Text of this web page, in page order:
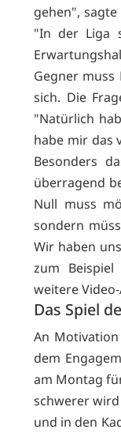
gehen", sagte
"In der Liga
Gegner
sich. Die
"Natürlich
habe mir das
Besonders
überragend
Null muss
sondern
Wir haben
zum
weitere
Das Spiel
An
dem
am Montag
schwerer
und in den